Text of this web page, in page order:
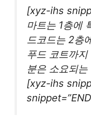
[xyz-ihs
마트는 1층에
드코드는 2층
푸드 코트까
분은 소요되는
[xyz-ihs